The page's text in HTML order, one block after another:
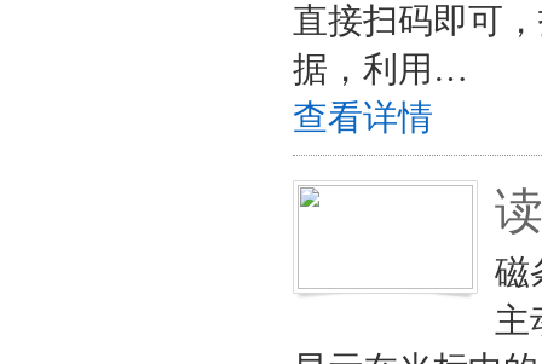
直接扫码即可
据，利用…
查看详情
磁
主